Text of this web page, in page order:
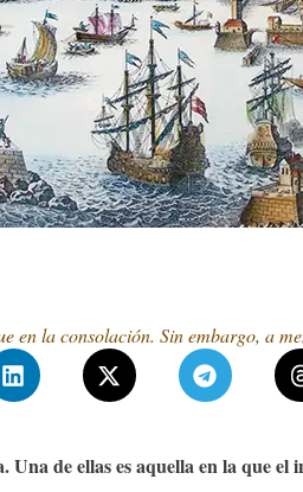
en la consolación. Sin embargo, a
de ellas es aquella en la que